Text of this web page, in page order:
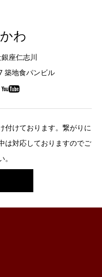
わ
座仁志川
築地食パンビル
付けております。繋がりに
は対応しておりますのでご